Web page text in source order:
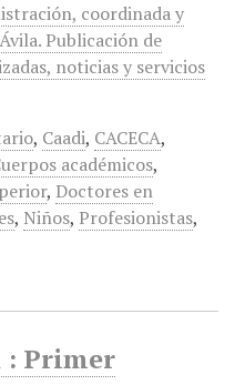
coordinada y
Publicación de
noticias y servicios
, Caadi, CACECA,
académicos,
, Doctores en
, Niños, Profesionistas,
: Primer